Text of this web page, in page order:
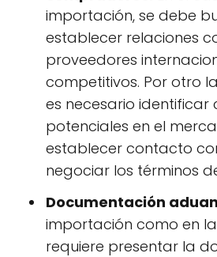
importación, se debe
establecer relaciones
proveedores
competitivos. Por otro
es necesario
potenciales en el
establecer contacto
negociar los términos
Documentación
importación como en
requiere presentar la